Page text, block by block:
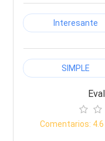
Interesante
SIMPLE
Comentarios: 4.6